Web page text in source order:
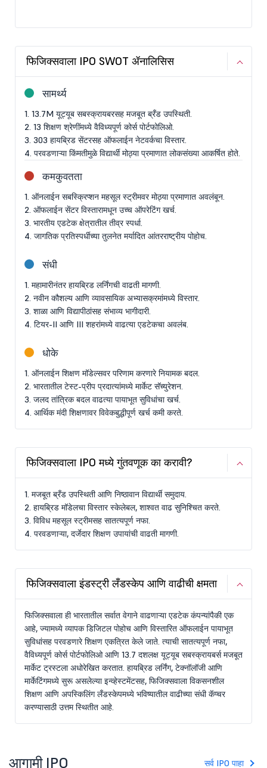
फिजिक्सवाला IPO SWOT ॲनालिसिस
सामर्थ्य
1. 13.7M यूट्यूब सबस्क्रायबरसह मजबूत ब्रँड उपस्थिती.
2. 13 शिक्षण श्रेणींमध्ये वैविध्यपूर्ण कोर्स पोर्टफोलिओ.
3. 303 हायब्रिड सेंटरसह ऑफलाईन नेटवर्कचा विस्तार.
4. परवडणाऱ्या किंमतीमुळे विद्यार्थी मोठ्या प्रमाणात लोकसंख्या आकर्षित होते.
कमकुवतता
1. ऑनलाईन सबस्क्रिप्शन महसूल स्ट्रीमवर मोठ्या प्रमाणात अवलंबून.
2. ऑफलाईन सेंटर विस्तारामधून उच्च ऑपरेटिंग खर्च.
3. भारतीय एडटेक क्षेत्रातील तीव्र स्पर्धा.
4. जागतिक प्रतिस्पर्धीच्या तुलनेत मर्यादित आंतरराष्ट्रीय पोहोच.
संधी
1. महामारीनंतर हायब्रिड लर्निंगची वाढती मागणी.
2. नवीन कौशल्य आणि व्यावसायिक अभ्यासक्रमांमध्ये विस्तार.
3. शाळा आणि विद्यापीठांसह संभाव्य भागीदारी.
4. टियर-II आणि III शहरांमध्ये वाढत्या एडटेकचा अवलंब.
धोके
1. ऑनलाईन शिक्षण मॉडेल्सवर परिणाम करणारे नियामक बदल.
2. भारतातील टेस्ट-प्रीप प्रदात्यांमध्ये मार्केट सॅच्युरेशन.
3. जलद तांत्रिक बदल वाढत्या पायाभूत सुविधांचा खर्च.
4. आर्थिक मंदी शिक्षणावर विवेकबुद्धीपूर्ण खर्च कमी करते.
फिजिक्सवाला IPO मध्ये गुंतवणूक का करावी?
1. मजबूत ब्रँड उपस्थिती आणि निष्ठावान विद्यार्थी समुदाय.
2. हायब्रिड मॉडेलचा विस्तार स्केलेबल, शाश्वत वाढ सुनिश्चित करते.
3. विविध महसूल स्ट्रीमसह सातत्यपूर्ण नफा.
4. परवडणाऱ्या, दर्जेदार शिक्षण उपायांची वाढती मागणी.
फिजिक्सवाला इंडस्ट्री लँडस्केप आणि वाढीची क्षमता
फिजिक्सवाला ही भारतातील सर्वात वेगाने वाढणाऱ्या एडटेक कंपन्यांपैकी एक
आहे, ज्यामध्ये व्यापक डिजिटल पोहोच आणि विस्तारित ऑफलाईन पायाभूत
सुविधांसह परवडणारे शिक्षण एकत्रित केले जाते. त्याची सातत्यपूर्ण नफा,
वैविध्यपूर्ण कोर्स पोर्टफोलिओ आणि 13.7 दशलक्ष यूट्यूब सबस्क्रायबर्स मजबूत
मार्केट ट्रस्टला अधोरेखित करतात. हायब्रिड लर्निंग, टेक्नॉलॉजी आणि
मार्केटिंगमध्ये सुरू असलेल्या इन्व्हेस्टमेंटसह, फिजिक्सवाला विकसनशील
शिक्षण आणि अपस्किलिंग लँडस्केपमध्ये भविष्यातील वाढीच्या संधी कॅप्चर
करण्यासाठी उत्तम स्थितीत आहे.
आगामी IPO सर्व IPO पाहा